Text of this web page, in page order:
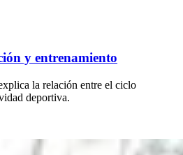
y entrenamiento
la relación entre el ciclo
deportiva.